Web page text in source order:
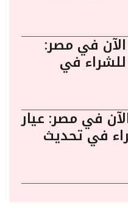
في مصر:
عيار 24 يسجل 6745 للشراء في
في مصر: عيار
6735 للشراء في تحديث